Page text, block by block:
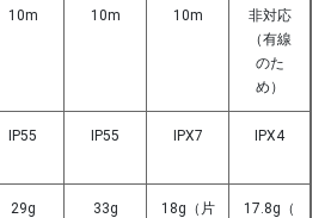
10m 10m 10m
非対応
（有線
のた
め）
IP55 IP55 IPX7 IPX4
29g 33g
18g（片
17.8g（